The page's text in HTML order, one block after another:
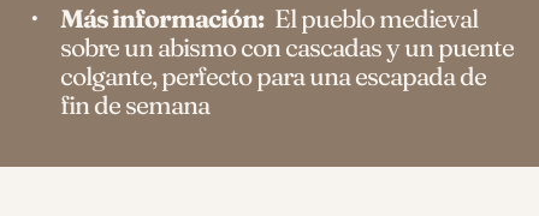
Más información: El pueblo medieval
sobre un abismo con cascadas y un puente
colgante, perfecto para una escapada de
fin de semana